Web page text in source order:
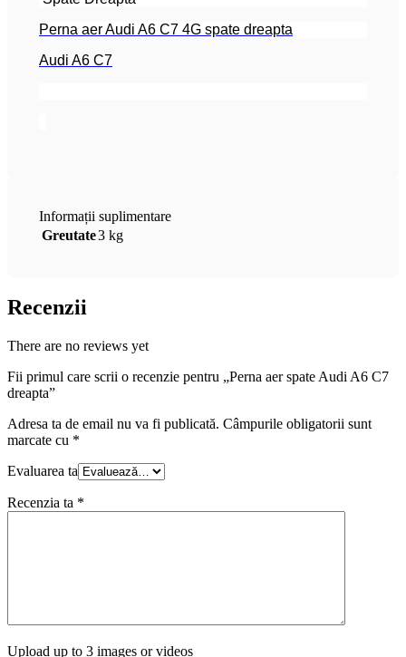
Perna aer Audi A6 C7 4G spate dreapta
Audi A6 C7
Informații suplimentare
Greutate3 kg
Recenzii
There are no reviews yet
Fii primul care scrii o recenzie pentru „Perna aer spate Audi A6 C7
dreapta”
Adresa ta de email nu va fi publicată. Câmpurile obligatorii sunt
marcate cu *
Evaluarea ta
Recenzia ta *
Upload up to 3 images or videos